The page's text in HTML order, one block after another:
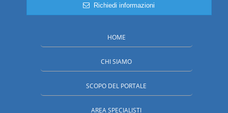
Richiedi informazioni
HOME
CHI SIAMO
SCOPO DEL PORTALE
AREA SPECIALISTI